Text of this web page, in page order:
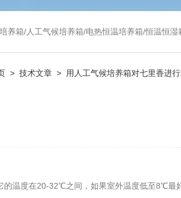
箱/人工气候培养箱/电热恒温培养箱/恒温恒湿箱/光照培养箱/二氧化碳培养箱
> 技术文章 > 用人工气候培养箱对七里香进
的温度在20-32℃之间，如果室外温度低至8℃最